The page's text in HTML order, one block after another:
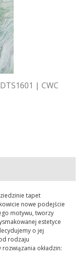
| CWC
tapet
nowe podejście
motywu, tworzy
estetyce
o jej
rodzaju
okładzin: